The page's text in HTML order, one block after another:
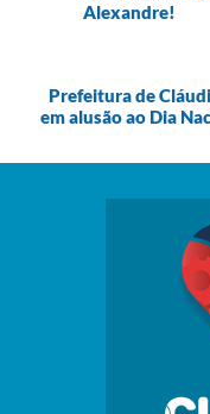
Alexandre!
Prefeitura de
em alusão ao Dia